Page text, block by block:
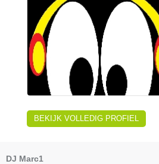
BEKIJK VOLLEDIG PROFIEL
DJ Marc1